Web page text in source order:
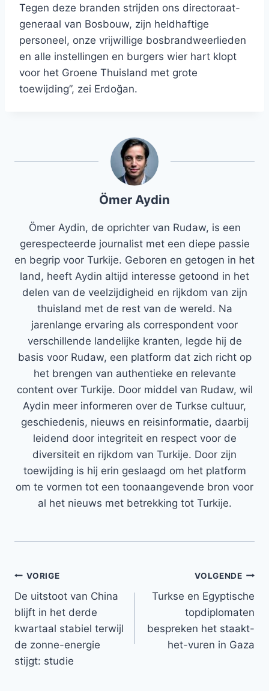
Tegen deze branden strijden ons directoraat-
generaal van Bosbouw, zijn heldhaftige
personeel, onze vrijwillige bosbrandweerlieden
en alle instellingen en burgers wier hart klopt
voor het Groene Thuisland met grote
toewijding”, zei Erdoğan.
Ömer Aydin
Ömer Aydin, de oprichter van Rudaw, is een
gerespecteerde journalist met een diepe passie
en begrip voor Turkije. Geboren en getogen in het
land, heeft Aydin altijd interesse getoond in het
delen van de veelzijdigheid en rijkdom van zijn
thuisland met de rest van de wereld. Na
jarenlange ervaring als correspondent voor
verschillende landelijke kranten, legde hij de
basis voor Rudaw, een platform dat zich richt op
het brengen van authentieke en relevante
content over Turkije. Door middel van Rudaw, wil
Aydin meer informeren over de Turkse cultuur,
geschiedenis, nieuws en reisinformatie, daarbij
leidend door integriteit en respect voor de
diversiteit en rijkdom van Turkije. Door zijn
toewijding is hij erin geslaagd om het platform
om te vormen tot een toonaangevende bron voor
al het nieuws met betrekking tot Turkije.
Bericht
navigatie
VORIGE
De uitstoot van China
blijft in het derde
kwartaal stabiel terwijl
de zonne-energie
stijgt: studie
VOLGENDE
Turkse en Egyptische
topdiplomaten
bespreken het staakt-
het-vuren in Gaza